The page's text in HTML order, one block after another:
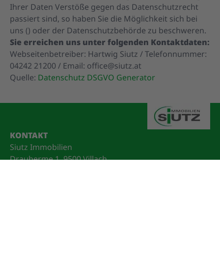
Ihrer Daten Verstöße gegen das Datenschutzrecht
passiert sind, so haben Sie die Möglichkeit sich bei
uns () oder der Datenschutzbehörde zu beschweren.
Sie erreichen uns unter folgenden Kontaktdaten:
Webseitenbetreiber: Hartwig Siutz / Telefonnummer:
04242 21200 / Email: office@siutz.at
Quelle: Datenschutz DSGVO Generator
KONTAKT
Siutz Immobilien
Drauberme 1, 9500 Villach